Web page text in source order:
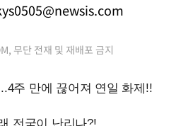
무단 전재 및 재배포 금지